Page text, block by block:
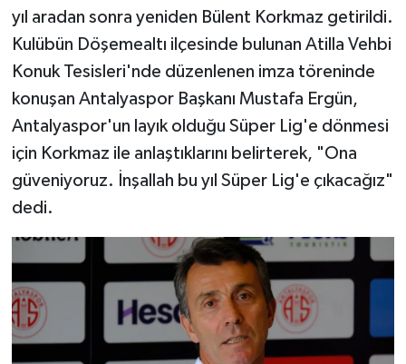
yıl aradan sonra yeniden Bülent Korkmaz getirildi.
Kulübün Döşemealtı ilçesinde bulunan Atilla Vehbi
Konuk Tesisleri'nde düzenlenen imza töreninde
konuşan Antalyaspor Başkanı Mustafa Ergün,
Antalyaspor'un layık olduğu Süper Lig'e dönmesi
için Korkmaz ile anlaştıklarını belirterek, "Ona
güveniyoruz. İnşallah bu yıl Süper Lig'e çıkacağız"
dedi.